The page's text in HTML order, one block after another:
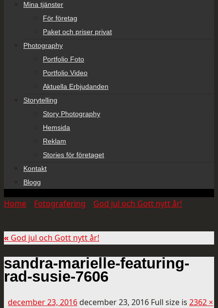
Mina tjänster
För företag
Paket och priser privat
Photography
Portfolio Foto
Portfolio Video
Aktuella Erbjudanden
Storytelling
Story Photography
Hemsida
Reklam
Stories för företaget
Kontakt
Blogg
Home Fotografering God jul och Gott nytt år!
« God jul och Gott nytt år!
sandra-marielle-featuring-
rad-susie-7606
december 23, 2016 december 23, 2016 Full size is 2362 ×